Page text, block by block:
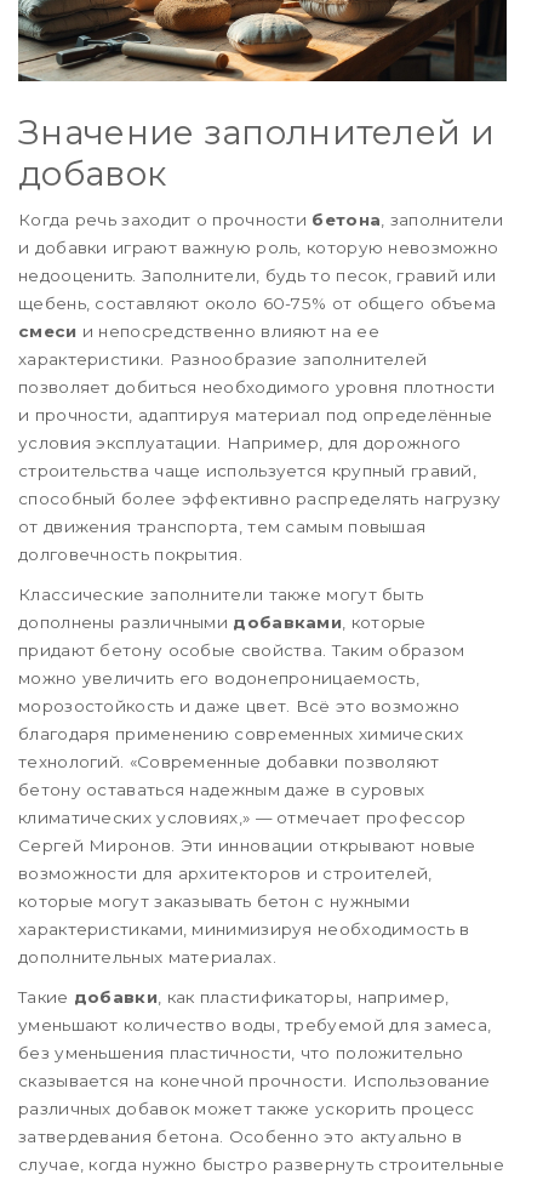
Значение заполнителей и
добавок
Когда речь заходит о прочности бетона , заполнители
и добавки играют важную роль, которую невозможно
недооценить. Заполнители, будь то песок, гравий или
щебень, составляют около 60-75% от общего объема
смеси и непосредственно влияют на ее
характеристики. Разнообразие заполнителей
позволяет добиться необходимого уровня плотности
и прочности, адаптируя материал под определённые
условия эксплуатации. Например, для дорожного
строительства чаще используется крупный гравий,
способный более эффективно распределять нагрузку
от движения транспорта, тем самым повышая
долговечность покрытия.
Классические заполнители также могут быть
дополнены различными добавками , которые
придают бетону особые свойства. Таким образом
можно увеличить его водонепроницаемость,
морозостойкость и даже цвет. Всё это возможно
благодаря применению современных химических
технологий. «Современные добавки позволяют
бетону оставаться надежным даже в суровых
климатических условиях,» — отмечает профессор
Сергей Миронов. Эти инновации открывают новые
возможности для архитекторов и строителей,
которые могут заказывать бетон с нужными
характеристиками, минимизируя необходимость в
дополнительных материалах.
Такие добавки , как пластификаторы, например,
уменьшают количество воды, требуемой для замеса,
без уменьшения пластичности, что положительно
сказывается на конечной прочности. Использование
различных добавок может также ускорить процесс
затвердевания бетона. Особенно это актуально в
случае, когда нужно быстро развернуть строительные